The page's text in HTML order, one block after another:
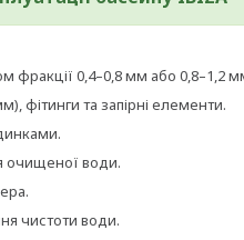
фракції 0,4–0,8 мм або 0,8–1,2
фітинги та запірні елементи.
очищеної води.
чистоти води.